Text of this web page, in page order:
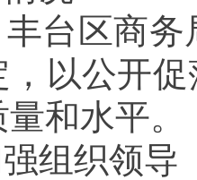
台区商
，以公开
和水平。
强组织领导